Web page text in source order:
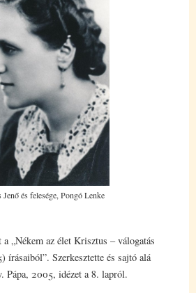
és felesége, Pongó Lenke
„Nékem az élet Krisztus – válogatás
írásaiból”. Szerkesztette és sajtó alá
Pápa, 2005, idézet a 8. lapról.